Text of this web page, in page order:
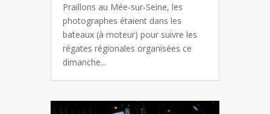
Praillons au Mée-sur-Seine, les
photographes étaient dans les
bateaux (à moteur) pour suivre les
régates régionales organisées ce
dimanche...